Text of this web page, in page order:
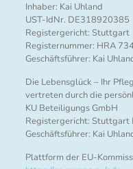
Inhaber: Kai Uhland
UST-IdNr. DE318920385
Registergericht: Stuttgart
Registernummer: HRA
Geschäftsführer: Kai
Die Lebensglück – Ihr
vertreten durch die
KU Beteiligungs GmbH
Registergericht: Stuttgart
Geschäftsführer: Kai
Plattform der EU-